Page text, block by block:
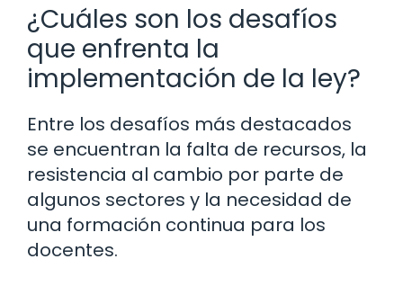
¿Cuáles son los desafíos
que enfrenta la
implementación de la ley?
Entre los desafíos más destacados
se encuentran la falta de recursos, la
resistencia al cambio por parte de
algunos sectores y la necesidad de
una formación continua para los
docentes.